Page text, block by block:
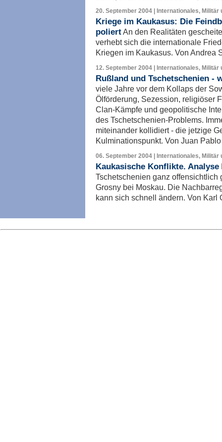
20. September 2004 | Internationales, Militär
Kriege im Kaukasus: Die
poliertAn den Realitäten
verhebt sich die internationale
Kriegen im Kaukasus. Von Andrea
12. September 2004 | Internationales, Militär
Rußland und Tschetschenien -
viele Jahre vor dem Kollaps der
Ölförderung, Sezession, religiöser
Clan-Kämpfe und geopolitische
des Tschetschenien-Problems.
miteinander kollidiert - die jetzige
Kulminationspunkt. Von Juan
06. September 2004 | Internationales, Militär
Kaukasische Konflikte. Analyse
Tschetschenien ganz offensichtlich
Grosny bei Moskau. Die
kann sich schnell ändern. Von Karl